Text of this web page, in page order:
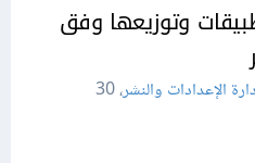
وتوزيعها وفق
الإعدادات والنشر،30